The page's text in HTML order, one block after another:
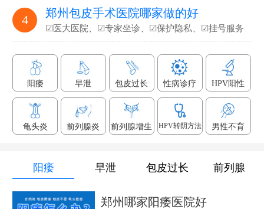
4 郑州包皮手术医院哪家做的好
☑医大医院、☑专家坐诊、☑保护隐私、☑挂号服务
阳痿 早泄 包皮过长 性病诊疗 HPV阳性
龟头炎 前列腺炎 前列腺增生 HPV转阴方法 男性不育
阳痿 早泄 包皮过长 前列腺
郑州哪家阳痿医院好